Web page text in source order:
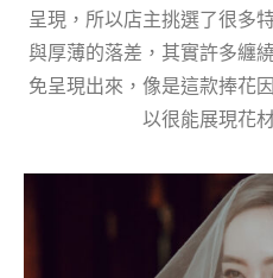
呈現，所以店主挑選了很多
與厚薄的落差，其實許多纏
免呈現出來，像是這款捧花
以很能展現花